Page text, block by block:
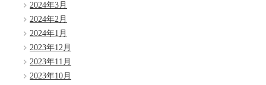
2024年3月
2024年2月
2024年1月
2023年12月
2023年11月
2023年10月